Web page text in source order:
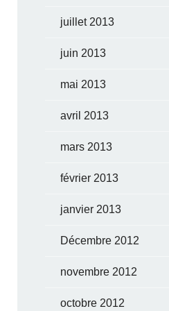
juillet 2013
juin 2013
mai 2013
avril 2013
mars 2013
février 2013
janvier 2013
Décembre 2012
novembre 2012
octobre 2012